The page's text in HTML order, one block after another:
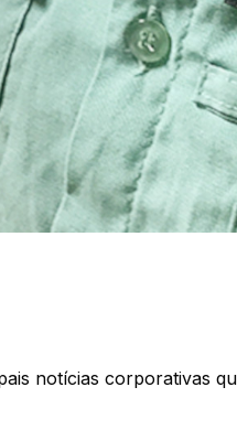
notícias corporativas